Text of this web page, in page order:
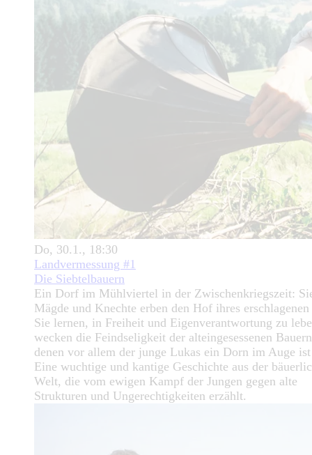
Do, 30.1., 18:30
Landvermessung #1
Die Siebtelbauern
Ein Dorf im Mühlviertel in der Zwischenkriegszeit:
Mägde und Knechte erben den Hof ihres
Sie lernen, in Freiheit und Eigenverantwortung zu
wecken die Feindseligkeit der alteingesessenen
denen vor allem der junge Lukas ein Dorn im Auge
Eine wuchtige und kantige Geschichte aus der
Welt, die vom ewigen Kampf der Jungen gegen alte
Strukturen und Ungerechtigkeiten erzählt.